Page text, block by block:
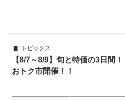
トピックス
【8/7～8/9】旬と特価の3日間！
おトク市開催！！